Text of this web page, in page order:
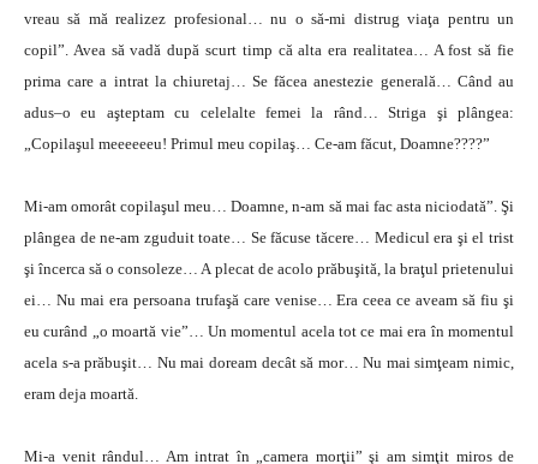
vreau să mă realizez profesional… nu o să-mi distrug viaţa pentru un
copil”. Avea să vadă după scurt timp că alta era realitatea… A fost să fie
prima care a intrat la chiuretaj… Se făcea anestezie generală… Când au
adus–o eu aşteptam cu celelalte femei la rând… Striga şi plângea:
„Copilaşul meeeeeeu! Primul meu copilaş… Ce-am făcut, Doamne????”
Mi-am omorât copilaşul meu… Doamne, n-am să mai fac asta niciodată”. Şi
plângea de ne-am zguduit toate… Se făcuse tăcere… Medicul era şi el trist
şi încerca să o consoleze… A plecat de acolo prăbuşită, la braţul prietenului
ei… Nu mai era persoana trufaşă care venise… Era ceea ce aveam să fiu şi
eu curând „o moartă vie”… Un momentul acela tot ce mai era în momentul
acela s-a prăbuşit… Nu mai doream decât să mor… Nu mai simţeam nimic,
eram deja moartă.
Mi-a venit rândul… Am intrat în „camera morţii” şi am simţit miros de